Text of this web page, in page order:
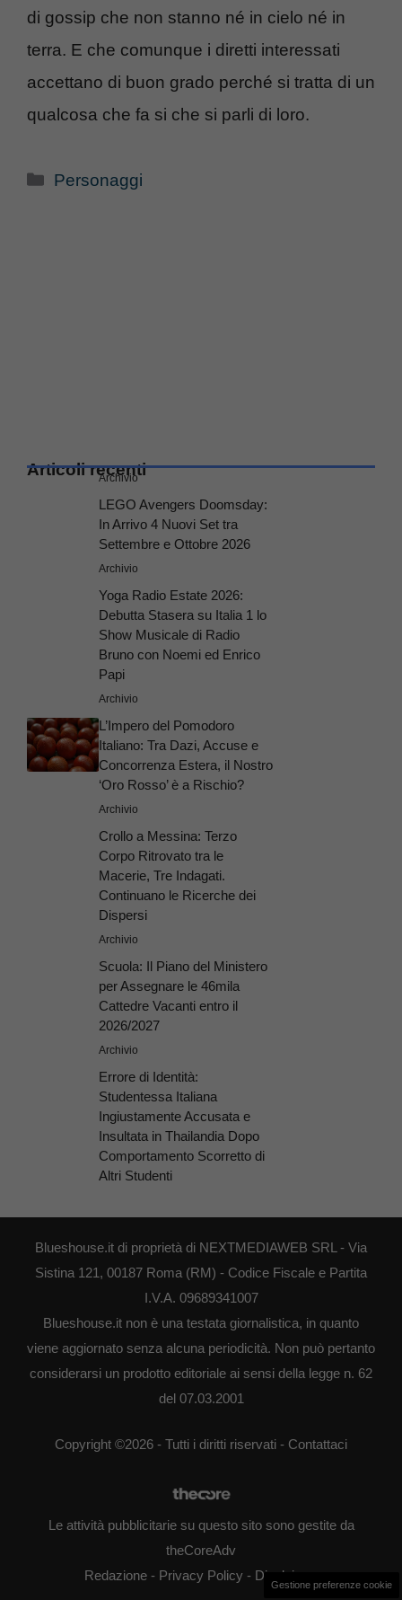
di gossip che non stanno né in cielo né in
terra. E che comunque i diretti interessati
accettano di buon grado perché si tratta di un
qualcosa che fa si che si parli di loro.
Categorie
Personaggi
Articoli recenti
Archivio
LEGO Avengers Doomsday:
In Arrivo 4 Nuovi Set tra
Settembre e Ottobre 2026
Archivio
Yoga Radio Estate 2026:
Debutta Stasera su Italia 1 lo
Show Musicale di Radio
Bruno con Noemi ed Enrico
Papi
Archivio
L’Impero del Pomodoro
Italiano: Tra Dazi, Accuse e
Concorrenza Estera, il Nostro
‘Oro Rosso’ è a Rischio?
Archivio
Crollo a Messina: Terzo
Corpo Ritrovato tra le
Macerie, Tre Indagati.
Continuano le Ricerche dei
Dispersi
Archivio
Scuola: Il Piano del Ministero
per Assegnare le 46mila
Cattedre Vacanti entro il
2026/2027
Archivio
Errore di Identità:
Studentessa Italiana
Ingiustamente Accusata e
Insultata in Thailandia Dopo
Comportamento Scorretto di
Altri Studenti
Blueshouse.it di proprietà di NEXTMEDIAWEB SRL - Via
Sistina 121, 00187 Roma (RM) - Codice Fiscale e Partita
I.V.A. 09689341007
Blueshouse.it non è una testata giornalistica, in quanto
viene aggiornato senza alcuna periodicità. Non può pertanto
considerarsi un prodotto editoriale ai sensi della legge n. 62
del 07.03.2001
Copyright ©2026 - Tutti i diritti riservati - Contattaci
Le attività pubblicitarie su questo sito sono gestite da
theCoreAdv
Redazione - Privacy Policy - Disclaimer
Gestione preferenze cookie